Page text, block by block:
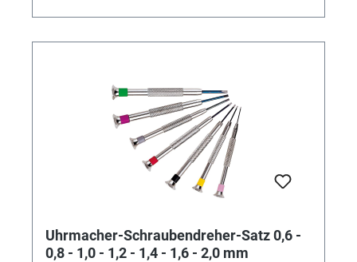
Uhrmacher-Schraubendreher-Satz 0,6 -
0,8 - 1,0 - 1,2 - 1,4 - 1,6 - 2,0 mm